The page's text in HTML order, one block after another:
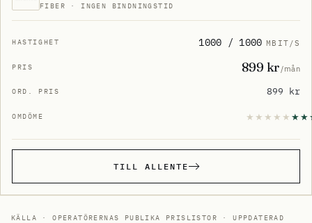
FIBER · INGEN BINDNINGSTID
1000 / 1000 MBIT/S
899 kr /mån
899 kr
TILL ALLENTE
KÄLLA · OPERATÖRERNAS PUBLIKA PRISLISTOR · UPPDATERAD